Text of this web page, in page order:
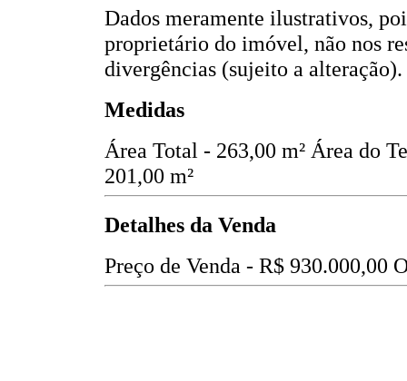
Dados meramente ilustrativos,
proprietário do imóvel, não nos
divergências (sujeito a alteração).
Medidas
Área Total - 263,00 m² Área do
201,00 m²
Detalhes da Venda
Preço de Venda - R$ 930.000,00